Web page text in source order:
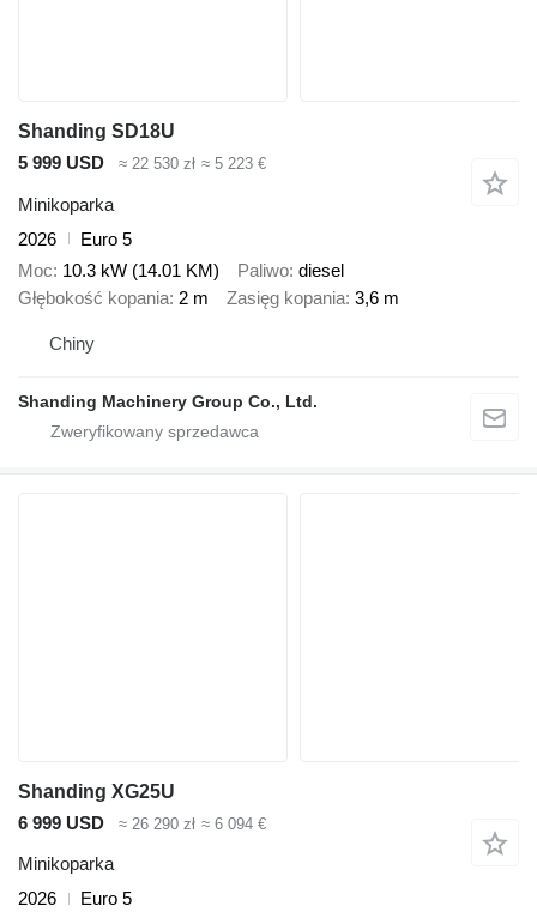
Shanding SD18U
5 999 USD
≈ 22 530 zł ≈ 5 223 €
Minikoparka
2026
Euro 5
Moc 10.3 kW (14.01 KM) Paliwo diesel
Głębokość kopania 2 m Zasięg kopania 3,6 m
Chiny
Shanding Machinery Group Co., Ltd.
Shanding XG25U
6 999 USD
≈ 26 290 zł ≈ 6 094 €
Minikoparka
2026
Euro 5